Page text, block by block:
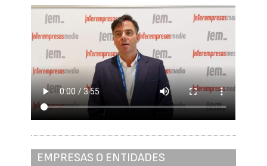
EMPRESAS O ENTIDADES